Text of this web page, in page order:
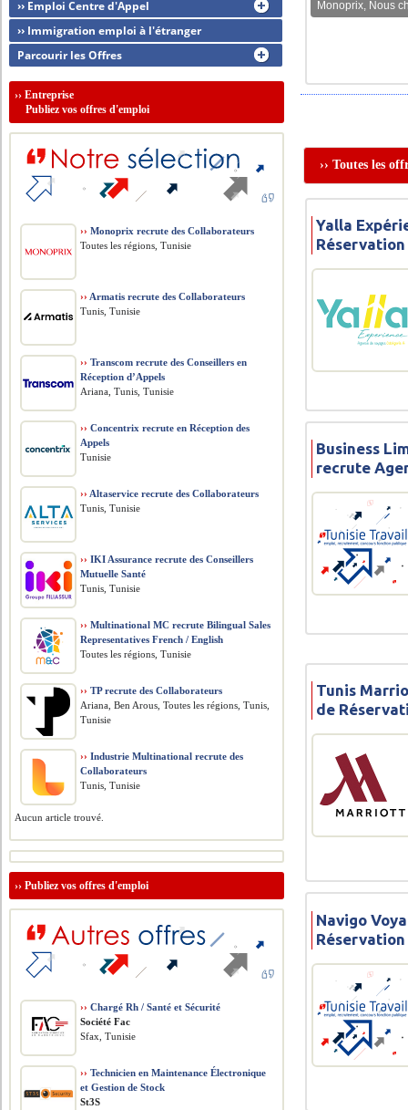
Monoprix, Nous
›› Toutes les
Yalla
Réservation
Business
recrute
Tunis
de
Navigo
Réservation
›› Emploi Centre d'Appel
›› Immigration emploi à l'étranger
Parcourir les Offres
››Entreprise
Publiez vos offres d'emploi
›› Monoprix recrute des Collaborateurs
Toutes les régions, Tunisie
›› Armatis recrute des Collaborateurs
Tunis, Tunisie
›› Transcom recrute des Conseillers en
Réception d’Appels
Ariana, Tunis, Tunisie
›› Concentrix recrute en Réception des
Appels
Tunisie
›› Altaservice recrute des Collaborateurs
Tunis, Tunisie
›› IKI Assurance recrute des Conseillers
Mutuelle Santé
Tunis, Tunisie
›› Multinational MC recrute Bilingual Sales
Representatives French / English
Toutes les régions, Tunisie
›› TP recrute des Collaborateurs
Ariana, Ben Arous, Toutes les régions, Tunis,
Tunisie
›› Industrie Multinational recrute des
Collaborateurs
Tunis, Tunisie
Aucun article trouvé.
››Publiez vos offres d'emploi
›› Chargé Rh / Santé et Sécurité
Société Fac
Sfax, Tunisie
›› Technicien en Maintenance Électronique
et Gestion de Stock
St3S